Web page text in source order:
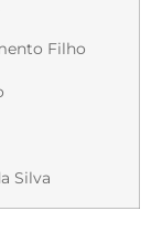
Filho
Silva